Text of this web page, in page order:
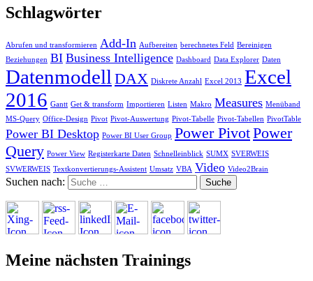
Schlagwörter
Abrufen und transformieren Add-In Aufbereiten berechnetes Feld Bereinigen
Beziehungen BI Business Intelligence Dashboard Data Explorer Daten
Datenmodell DAX Diskrete Anzahl Excel 2013 Excel
2016 Gantt Get & transform Importieren Listen Makro Measures Menüband
MS-Query Office-Design Pivot Pivot-Auswertung Pivot-Tabelle Pivot-Tabellen PivotTable
Power BI Desktop Power BI User Group Power PivotPower
Query Power View Registerkarte Daten Schnelleinblick SUMX SVERWEIS
SVWERWEIS Textkonvertierungs-Assistent Umsatz VBA Video Video2Brain
Suchen nach:
Meine nächsten Trainings